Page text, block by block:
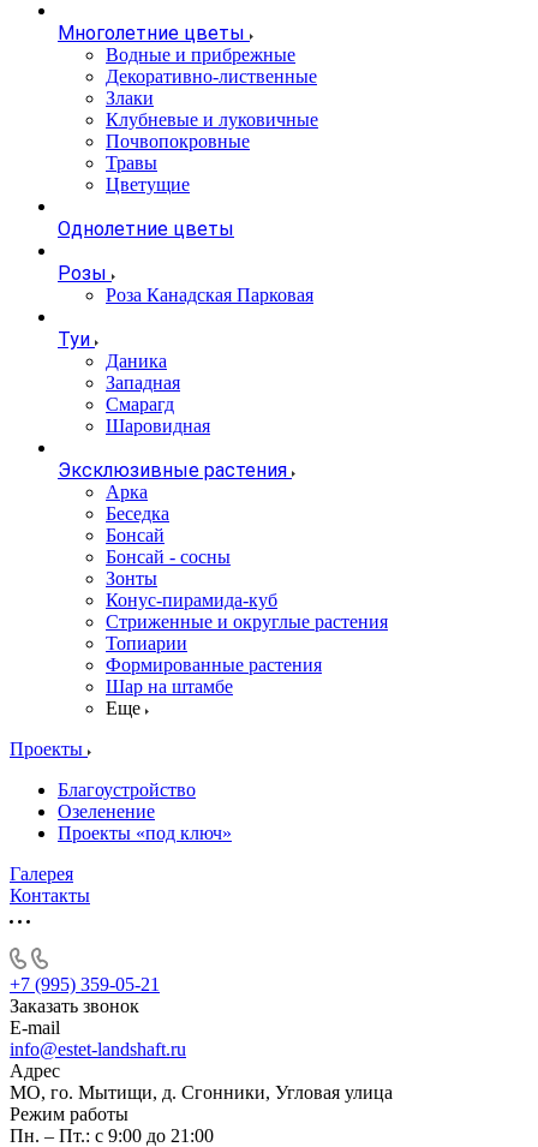
Многолетние цветы
Водные и прибрежные
Декоративно-лиственные
Злаки
Клубневые и луковичные
Почвопокровные
Травы
Цветущие
Однолетние цветы
Розы
Роза Канадская Парковая
Туи
Даника
Западная
Смарагд
Шаровидная
Эксклюзивные растения
Арка
Беседка
Бонсай
Бонсай - сосны
Зонты
Конус-пирамида-куб
Стриженные и округлые растения
Топиарии
Формированные растения
Шар на штамбе
Еще
Проекты
Благоустройство
Озеленение
Проекты «под ключ»
Галерея
Контакты
+7 (995) 359-05-21
Заказать звонок
E-mail
info@estet-landshaft.ru
Адрес
МО, го. Мытищи, д. Сгонники, Угловая улица
Режим работы
Пн. – Пт.: с 9:00 до 21:00